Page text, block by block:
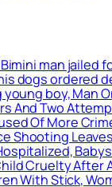
man jailed
dogs ordered
boy, Man
And Two
Of More
Shooting
Cruelty After
With Stick,